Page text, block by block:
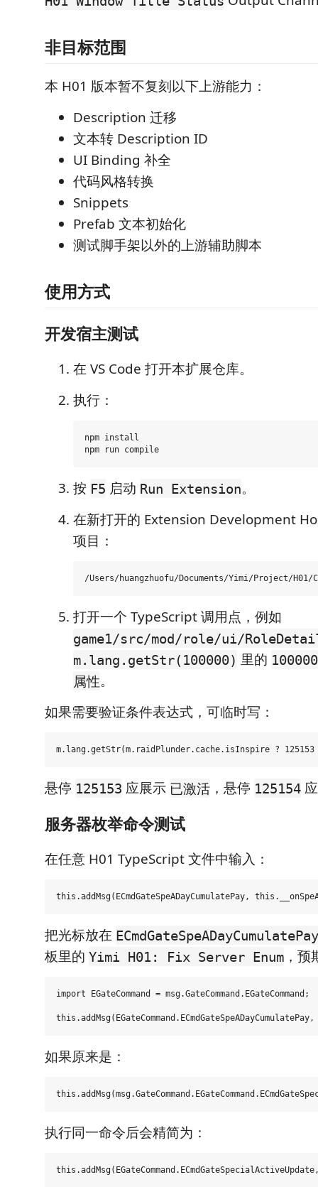
非目标范围
本 H01 版本暂不复刻以下上游能力：
Description 迁移
文本转 Description ID
UI Binding 补全
代码风格转换
Snippets
Prefab 文本初始化
测试脚手架以外的上游辅助脚本
使用方式
开发宿主测试
在 VS Code 打开本扩展仓库。
执行：
npm install
按 F5 启动 Run Extension。
在新打开的 Extension Development
项目：
打开一个 TypeScript 调用点，例如
game1/src/mod/role/ui/
m.lang.getStr(100000) 里的 100000
属性。
如果需要验证条件表达式，可临时写：
悬停 125153 应展示 已激活 ，悬停 125154
服务器枚举命令测试
在任意 H01 TypeScript 文件中输入：
把光标放在 ECmdGateSpeADayCumulatePay
板里的 Yimi H01: Fix Server Enum ，
import EGateCommand = msg.GateCommand.EGateCommand;
如果原来是：
执行同一命令后会精简为：